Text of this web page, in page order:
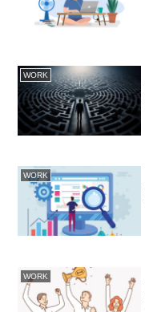
WORK
WORK
WORK